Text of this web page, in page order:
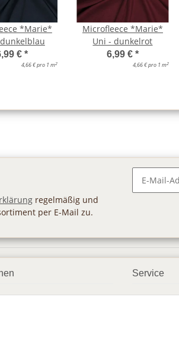
*Marie*
€ *
4,66 € pro 1 m2
Microfleece *Marie*
Uni - dunkelrot
6,99 € *
4,66 € pro 1 m2
regelmäßig und
per E-Mail zu.
Service